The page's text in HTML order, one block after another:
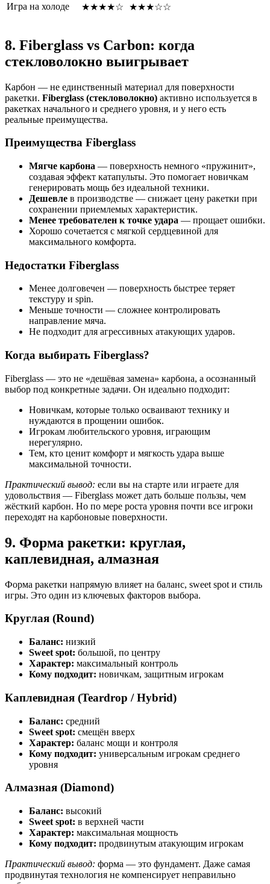
Игра на холоде
★★★★☆ ★★★☆☆
8. Fiberglass vs Carbon: когда
стекловолокно выигрывает
Карбон — не единственный материал для поверхности
ракетки. Fiberglass (стекловолокно) активно используется в
ракетках начального и среднего уровня, и у него есть
реальные преимущества.
Преимущества Fiberglass
Мягче карбона — поверхность немного «пружинит»,
создавая эффект катапульты. Это помогает новичкам
генерировать мощь без идеальной техники.
Дешевле в производстве — снижает цену ракетки при
сохранении приемлемых характеристик.
Менее требователен к точке удара — прощает ошибки.
Хорошо сочетается с мягкой сердцевиной для
максимального комфорта.
Недостатки Fiberglass
Менее долговечен — поверхность быстрее теряет
текстуру и spin.
Меньше точности — сложнее контролировать
направление мяча.
Не подходит для агрессивных атакующих ударов.
Когда выбирать Fiberglass?
Fiberglass — это не «дешёвая замена» карбона, а осознанный
выбор под конкретные задачи. Он идеально подходит:
Новичкам, которые только осваивают технику и
нуждаются в прощении ошибок.
Игрокам любительского уровня, играющим
нерегулярно.
Тем, кто ценит комфорт и мягкость удара выше
максимальной точности.
Практический вывод: если вы на старте или играете для
удовольствия — Fiberglass может дать больше пользы, чем
жёсткий карбон. Но по мере роста уровня почти все игроки
переходят на карбоновые поверхности.
9. Форма ракетки: круглая,
каплевидная, алмазная
Форма ракетки напрямую влияет на баланс, sweet spot и стиль
игры. Это один из ключевых факторов выбора.
Круглая (Round)
Баланс: низкий
Sweet spot: большой, по центру
Характер: максимальный контроль
Кому подходит: новичкам, защитным игрокам
Каплевидная (Teardrop / Hybrid)
Баланс: средний
Sweet spot: смещён вверх
Характер: баланс мощи и контроля
Кому подходит: универсальным игрокам среднего
уровня
Алмазная (Diamond)
Баланс: высокий
Sweet spot: в верхней части
Характер: максимальная мощность
Кому подходит: продвинутым атакующим игрокам
Практический вывод: форма — это фундамент. Даже самая
продвинутая технология не компенсирует неправильно